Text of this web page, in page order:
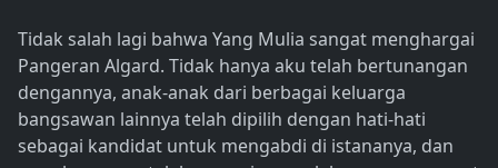
Tidak salah lagi bahwa Yang Mulia sangat menghargai
Pangeran Algard. Tidak hanya aku telah bertunangan
dengannya, anak-anak dari berbagai keluarga
bangsawan lainnya telah dipilih dengan hati-hati
sebagai kandidat untuk mengabdi di istananya, dan